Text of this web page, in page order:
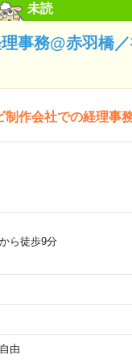
未読
事務@赤羽橋
作会社での経理事
ら徒歩9分
由